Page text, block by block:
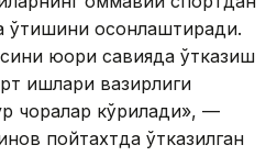
ўтишини осонлаштиради.
юқори савияда ўтказиш
ишлари вазирлиги
чоралар кўрилади», —
пойтахтда ўтказилган